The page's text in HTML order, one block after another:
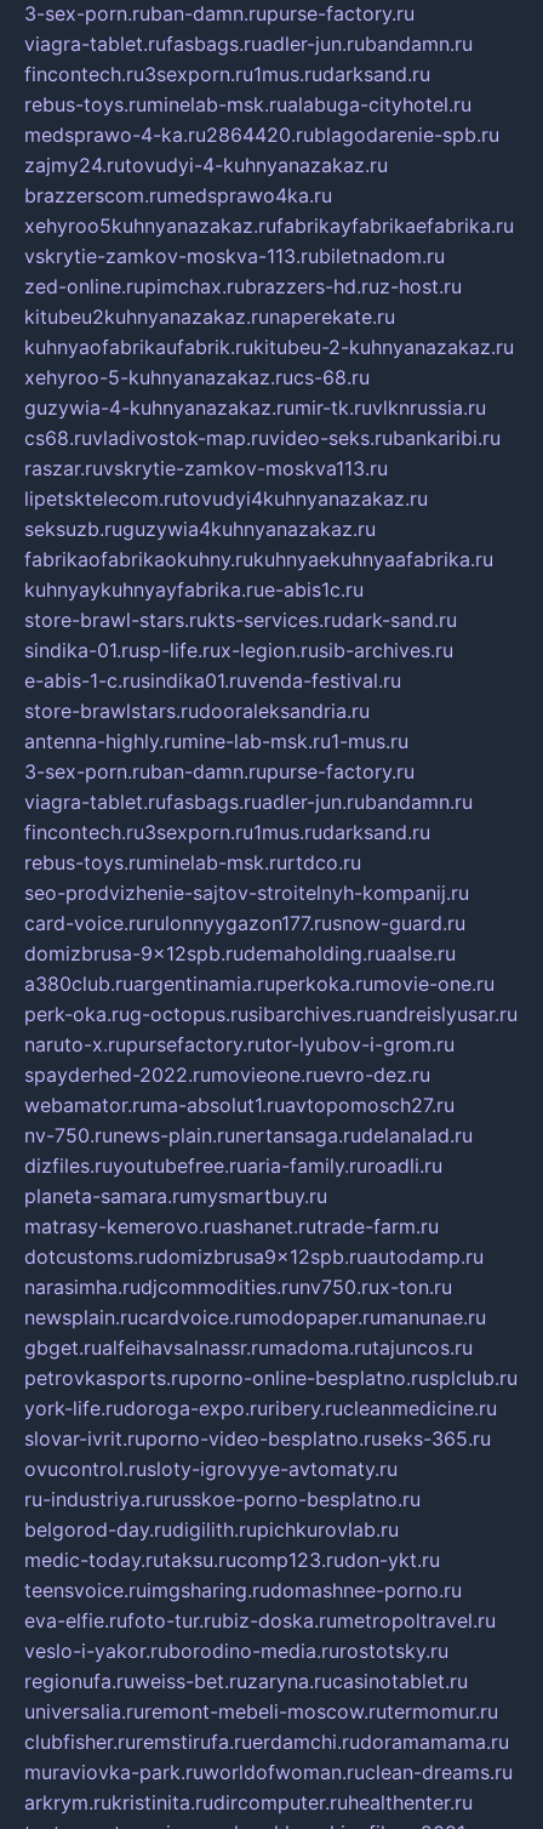
3-sex-porn.ruban-damn.rupurse-factory.ru
viagra-tablet.rufasbags.ruadler-jun.rubandamn.ru
fincontech.ru3sexporn.ru1mus.rudarksand.ru
rebus-toys.ruminelab-msk.rualabuga-cityhotel.ru
medsprawo-4-ka.ru2864420.rublagodarenie-spb.ru
zajmy24.rutovudyi-4-kuhnyanazakaz.ru
brazzerscom.rumedsprawo4ka.ru
xehyroo5kuhnyanazakaz.rufabrikayfabrikaefabrika.ru
vskrytie-zamkov-moskva-113.rubiletnadom.ru
zed-online.rupimchax.rubrazzers-hd.ruz-host.ru
kitubeu2kuhnyanazakaz.runaperekate.ru
kuhnyaofabrikaufabrik.rukitubeu-2-kuhnyanazakaz.ru
xehyroo-5-kuhnyanazakaz.rucs-68.ru
guzywia-4-kuhnyanazakaz.rumir-tk.ruvlknrussia.ru
cs68.ruvladivostok-map.ruvideo-seks.rubankaribi.ru
raszar.ruvskrytie-zamkov-moskva113.ru
lipetsktelecom.rutovudyi4kuhnyanazakaz.ru
seksuzb.ruguzywia4kuhnyanazakaz.ru
fabrikaofabrikaokuhny.rukuhnyaekuhnyaafabrika.ru
kuhnyaykuhnyayfabrika.rue-abis1c.ru
store-brawl-stars.rukts-services.rudark-sand.ru
sindika-01.rusp-life.rux-legion.rusib-archives.ru
e-abis-1-c.rusindika01.ruvenda-festival.ru
store-brawlstars.rudooraleksandria.ru
antenna-highly.rumine-lab-msk.ru1-mus.ru
3-sex-porn.ruban-damn.rupurse-factory.ru
viagra-tablet.rufasbags.ruadler-jun.rubandamn.ru
fincontech.ru3sexporn.ru1mus.rudarksand.ru
rebus-toys.ruminelab-msk.rurtdco.ru
seo-prodvizhenie-sajtov-stroitelnyh-kompanij.ru
card-voice.rurulonnyygazon177.rusnow-guard.ru
domizbrusa-9x12spb.rudemaholding.ruaalse.ru
a380club.ruargentinamia.ruperkoka.rumovie-one.ru
perk-oka.rug-octopus.rusibarchives.ruandreislyusar.ru
naruto-x.rupursefactory.rutor-lyubov-i-grom.ru
spayderhed-2022.rumovieone.ruevro-dez.ru
webamator.ruma-absolut1.ruavtopomosch27.ru
nv-750.runews-plain.runertansaga.rudelanalad.ru
dizfiles.ruyoutubefree.ruaria-family.ruroadli.ru
planeta-samara.rumysmartbuy.ru
matrasy-kemerovo.ruashanet.rutrade-farm.ru
dotcustoms.rudomizbrusa9x12spb.ruautodamp.ru
narasimha.rudjcommodities.runv750.rux-ton.ru
newsplain.rucardvoice.rumodopaper.rumanunae.ru
gbget.rualfeihavsalnassr.rumadoma.rutajuncos.ru
petrovkasports.ruporno-online-besplatno.rusplclub.ru
york-life.rudoroga-expo.ruribery.rucleanmedicine.ru
slovar-ivrit.ruporno-video-besplatno.ruseks-365.ru
ovucontrol.rusloty-igrovyye-avtomaty.ru
ru-industriya.rurusskoe-porno-besplatno.ru
belgorod-day.rudigilith.rupichkurovlab.ru
medic-today.rutaksu.rucomp123.rudon-ykt.ru
teensvoice.ruimgsharing.rudomashnee-porno.ru
eva-elfie.rufoto-tur.rubiz-doska.rumetropoltravel.ru
veslo-i-yakor.ruborodino-media.rurostotsky.ru
regionufa.ruweiss-bet.ruzaryna.rucasinotablet.ru
universalia.ruremont-mebeli-moscow.rutermomur.ru
clubfisher.ruremstirufa.ruerdamchi.rudoramamama.ru
muraviovka-park.ruworldofwoman.ruclean-dreams.ru
arkrym.rukristinita.rudircomputer.ruhealthenter.ru